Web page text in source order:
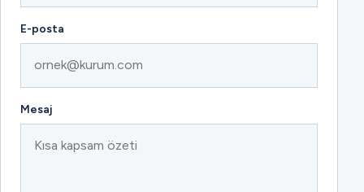
E-posta
Mesaj